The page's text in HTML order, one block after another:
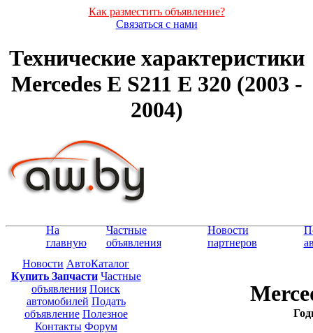
Как разместить объявление?
Связаться с нами
Технические характеристики
Mercedes E S211 E 320 (2003 -
2004)
На
главную
Частные
объявления
Новости
партнеров
Новости АвтоКаталог
Купить Запчасти Частные
объявления Поиск
автомобилей Подать
объявление Полезное
Контакты Форум